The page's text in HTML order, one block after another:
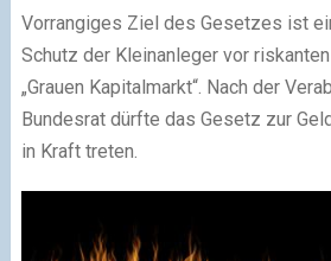
Vorrangiges Ziel des Gesetzes ist
Schutz der Kleinanleger vor
„Grauen Kapitalmarkt“. Nach der
Bundesrat dürfte das Gesetz zur
in Kraft treten.